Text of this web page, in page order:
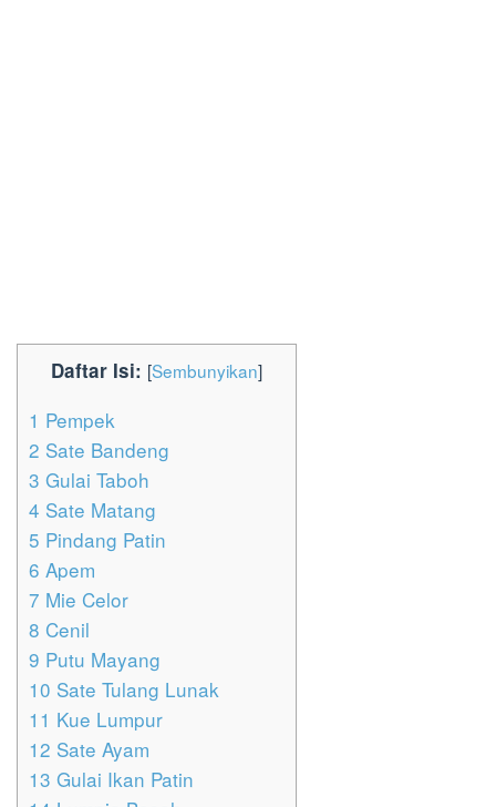
Daftar Isi: [Sembunyikan]
1 Pempek
2 Sate Bandeng
3 Gulai Taboh
4 Sate Matang
5 Pindang Patin
6 Apem
7 Mie Celor
8 Cenil
9 Putu Mayang
10 Sate Tulang Lunak
11 Kue Lumpur
12 Sate Ayam
13 Gulai Ikan Patin